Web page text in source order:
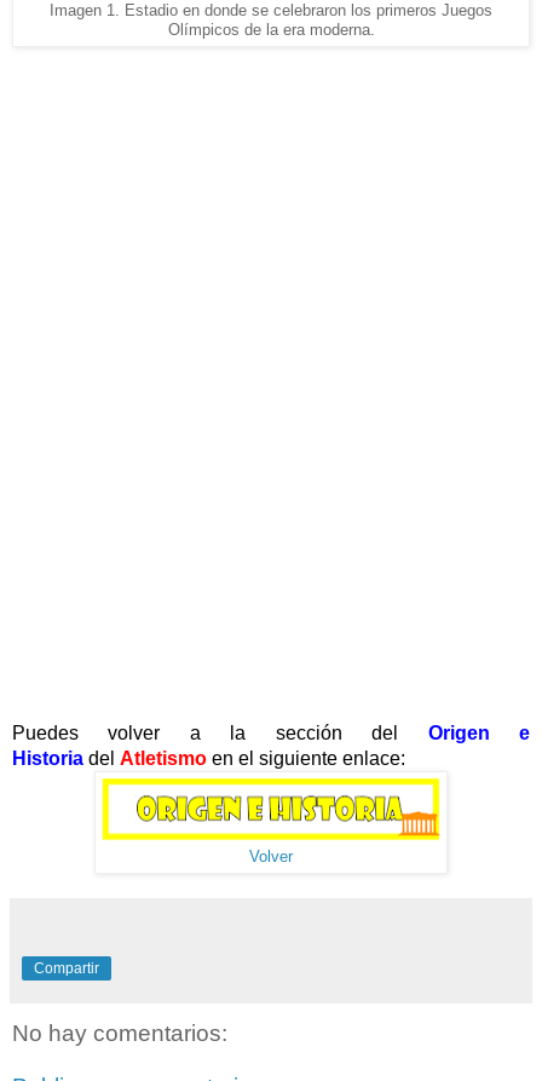
Imagen 1. Estadio en donde se celebraron los primeros Juegos
Olímpicos de la era moderna.
Puedes volver a la sección del Origen e
Historia del Atletismo en el siguiente enlace:
Volver
Compartir
No hay comentarios: